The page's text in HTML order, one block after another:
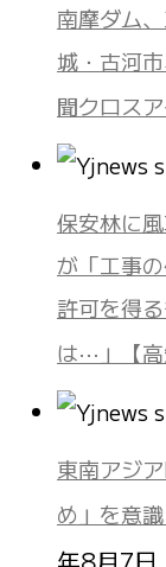
南摩ダム
城・古河
聞クロス
保安林に
が「工事
許可を得
は⋯」【高
東南アジ
め」を意